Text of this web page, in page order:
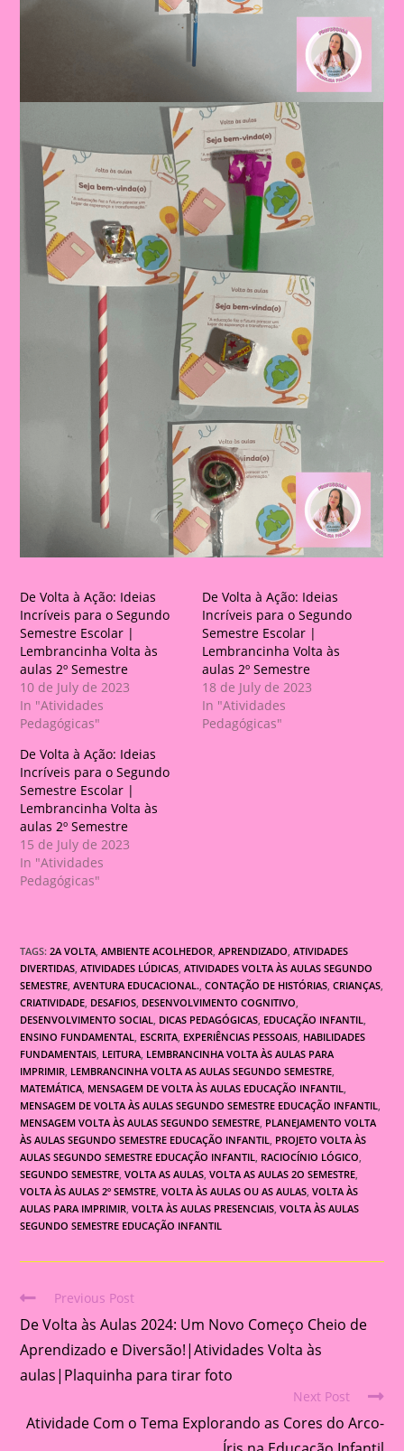
De Volta à Ação: Ideias
Incríveis para o Segundo
Semestre Escolar |
Lembrancinha Volta às
aulas 2º Semestre
10 de July de 2023
In "Atividades
Pedagógicas"
De Volta à Ação: Ideias
Incríveis para o Segundo
Semestre Escolar |
Lembrancinha Volta às
aulas 2º Semestre
18 de July de 2023
In "Atividades
Pedagógicas"
De Volta à Ação: Ideias
Incríveis para o Segundo
Semestre Escolar |
Lembrancinha Volta às
aulas 2º Semestre
15 de July de 2023
In "Atividades
Pedagógicas"
TAGS:2A VOLTA, AMBIENTE ACOLHEDOR, APRENDIZADO, ATIVIDADES
DIVERTIDAS, ATIVIDADES LÚDICAS, ATIVIDADES VOLTA ÀS AULAS SEGUNDO
SEMESTRE, AVENTURA EDUCACIONAL., CONTAÇÃO DE HISTÓRIAS, CRIANÇAS,
CRIATIVIDADE, DESAFIOS, DESENVOLVIMENTO COGNITIVO,
DESENVOLVIMENTO SOCIAL, DICAS PEDAGÓGICAS, EDUCAÇÃO INFANTIL,
ENSINO FUNDAMENTAL, ESCRITA, EXPERIÊNCIAS PESSOAIS, HABILIDADES
FUNDAMENTAIS, LEITURA, LEMBRANCINHA VOLTA ÀS AULAS PARA
IMPRIMIR, LEMBRANCINHA VOLTA AS AULAS SEGUNDO SEMESTRE,
MATEMÁTICA, MENSAGEM DE VOLTA ÀS AULAS EDUCAÇÃO INFANTIL,
MENSAGEM DE VOLTA ÀS AULAS SEGUNDO SEMESTRE EDUCAÇÃO INFANTIL,
MENSAGEM VOLTA ÀS AULAS SEGUNDO SEMESTRE, PLANEJAMENTO VOLTA
ÀS AULAS SEGUNDO SEMESTRE EDUCAÇÃO INFANTIL, PROJETO VOLTA ÀS
AULAS SEGUNDO SEMESTRE EDUCAÇÃO INFANTIL, RACIOCÍNIO LÓGICO,
SEGUNDO SEMESTRE, VOLTA AS AULAS, VOLTA AS AULAS 2O SEMESTRE,
VOLTA ÀS AULAS 2º SEMSTRE, VOLTA ÀS AULAS OU AS AULAS, VOLTA ÀS
AULAS PARA IMPRIMIR, VOLTA ÀS AULAS PRESENCIAIS, VOLTA ÀS AULAS
SEGUNDO SEMESTRE EDUCAÇÃO INFANTIL
Read
more
articles
Previous Post
De Volta às Aulas 2024: Um Novo Começo Cheio de
Aprendizado e Diversão!|Atividades Volta às
aulas|Plaquinha para tirar foto
Next Post
Atividade Com o Tema Explorando as Cores do Arco-